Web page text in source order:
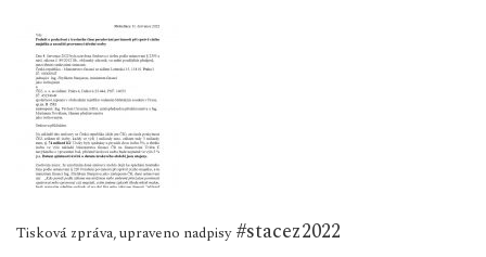
Tisková zpráva, upraveno nadpisy #stacez2022